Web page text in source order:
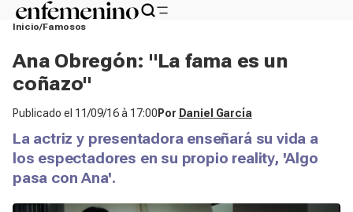
Inicio Famosos
Ana Obregón: "La fama es un
coñazo"
Publicado el 11/09/16 à 17:00 Por Daniel García
La actriz y presentadora enseñará su vida a
los espectadores en su propio reality, 'Algo
pasa con Ana'.